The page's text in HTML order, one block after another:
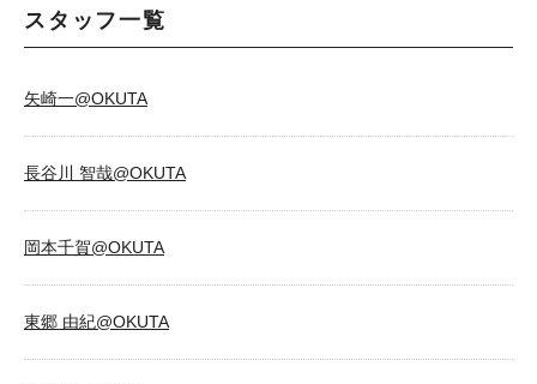
スタッフ一覧
矢崎一@OKUTA
長谷川 智哉@OKUTA
岡本千賀@OKUTA
東郷 由紀@OKUTA